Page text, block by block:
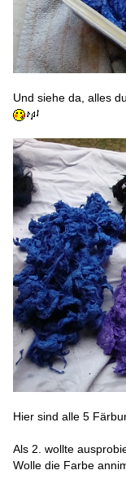
Und siehe da, alles
Hier sind alle 5
Als 2. wollte
Wolle die Farbe